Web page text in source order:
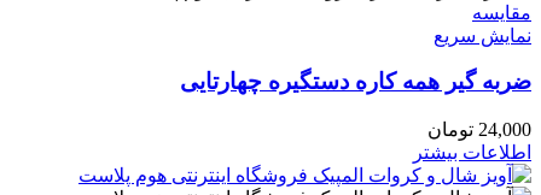
مقايسه
نمایش سریع
ضربه گیر همه کاره دستگیره چهارتایی
24,000 تومان
اطلاعات بیشتر